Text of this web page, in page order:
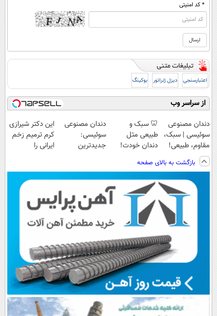
* کد امنیتی
اعتبارسنجی دیزل ژنراتور بوکینگ
از سراسر وب
دندان مصنوعی
سوئیسی | سبک،
مقاوم، طبیعی!
ویزیت
رایگان+پرداخت
اقساطی😍
🦷 سبک و
طبیعی مثل
دندان خودت!
پرداخت اقساطی
💳 📍 تهران
دندان مصنوعی
سوئیسی:
جدیدترین
پرداخت قسطی
این دکتر شیرازی
کرم ترمیم زخم
ایرانی را
بازگشت به بالای صفحه